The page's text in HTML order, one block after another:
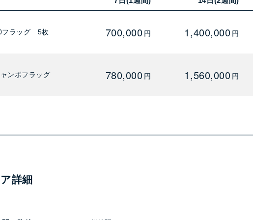
フラッグ 5枚 700,000 円 1,400,000 円
ンボフラッグ 780,000 円 1,560,000 円
詳細